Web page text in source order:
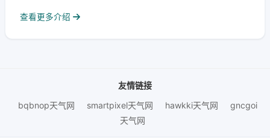
查看更多介绍
友情链接
bqbnop天气网
smartpixel天气网 hawkki天气网
gncgoi
天气网